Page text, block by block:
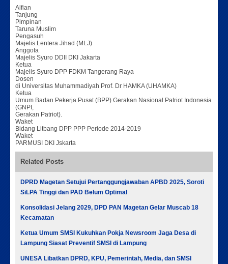
Alfian
Tanjung
Pimpinan
Taruna Muslim
Pengasuh
Majelis Lentera Jihad (MLJ)
Anggota
Majelis Syuro DDII DKI Jakarta
Ketua
Majelis Syuro DPP FDKM Tangerang Raya
Dosen
di Universitas Muhammadiyah Prof. Dr HAMKA (UHAMKA)
Ketua
Umum Badan Pekerja Pusat (BPP) Gerakan Nasional Patriot Indonesia
(GNPI,
Gerakan Patriot).
Waket
Bidang Litbang DPP PPP Periode 2014-2019
Waket
PARMUSI DKI Jskarta
Related Posts
DPRD Magetan Setujui Pertanggungjawaban APBD 2025, Soroti
SiLPA Tinggi dan PAD Belum Optimal
Konsolidasi Jelang 2029, DPD PAN Magetan Gelar Muscab 18
Kecamatan
Ketua Umum SMSI Kukuhkan Pokja Newsroom Jaga Desa di
Lampung Siasat Preventif SMSI di Lampung
UNESA Libatkan DPRD, KPU, Pemerintah, Media, dan SMSI